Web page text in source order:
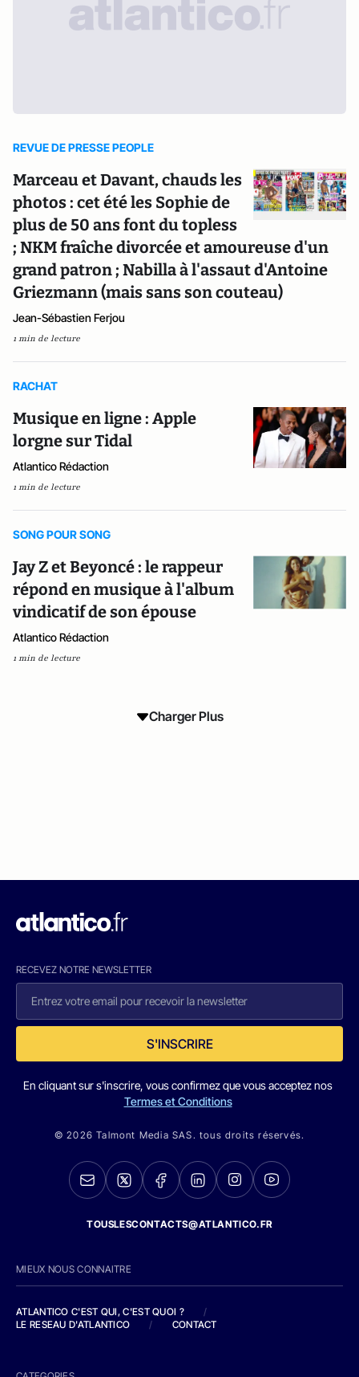
REVUE DE PRESSE PEOPLE
Marceau et Davant, chauds les
photos : cet été les Sophie de
plus de 50 ans font du topless
; NKM fraîche divorcée et amoureuse d'un
grand patron ; Nabilla à l'assaut d'Antoine
Griezmann (mais sans son couteau)
Jean-Sébastien Ferjou
1 min de lecture
RACHAT
Musique en ligne : Apple
lorgne sur Tidal
Atlantico Rédaction
1 min de lecture
SONG POUR SONG
Jay Z et Beyoncé : le rappeur
répond en musique à l'album
vindicatif de son épouse
Atlantico Rédaction
1 min de lecture
Charger Plus
RECEVEZ NOTRE NEWSLETTER
S'INSCRIRE
En cliquant sur s'inscrire, vous confirmez que vous acceptez nos
Termes et Conditions
© 2026 Talmont Media SAS. tous droits réservés.
TOUSLESCONTACTS@ATLANTICO.FR
MIEUX NOUS CONNAITRE
ATLANTICO C'EST QUI, C'EST QUOI ?
/
LE RESEAU D'ATLANTICO
/ CONTACT